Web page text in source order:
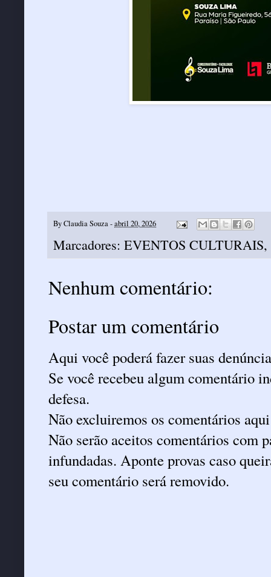
ByClaudia Souza-abril 20, 2026
Marcadores: EVENTOS CULTURAIS,
Nenhum comentário:
Postar um comentário
Aqui você poderá fazer suas
Se você recebeu algum comentário
defesa.
Não excluiremos os comentários
Não serão aceitos comentários com
infundadas. Aponte provas caso
seu comentário será removido.